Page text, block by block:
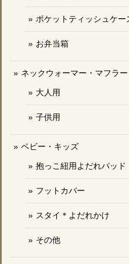
ポケットティッシュケー
お弁当箱
ネックウォーマー・マフラ
大人用
子供用
ベビー・キッズ
抱っこ紐用よだれパッド
フットカバー
スタイ＊よだれかけ
その他